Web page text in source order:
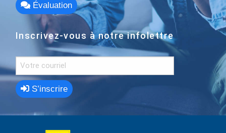
Évaluation
Inscrivez-vous à notre infolettre
S’inscrire